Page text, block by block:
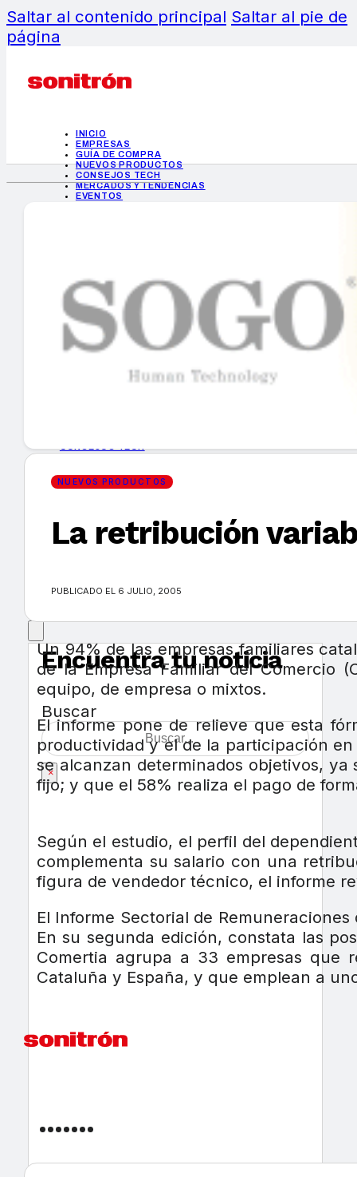
Saltar al contenido principal Saltar al pie de
página
INICIO
EMPRESAS
GUÍA DE COMPRA
NUEVOS PRODUCTOS
CONSEJOS TECH
MERCADOS Y TENDENCIAS
EVENTOS
INICIO
EMPRESAS
GUÍA DE COMPRA
MERCADOS Y TENDENCIAS
Encuentra tu noticia
Buscar
×
NUEVOS PRODUCTOS
La retribución
PUBLICADO EL 6 JULIO, 2005
Un 94% de las empresas familiares
de la Empresa Familiar del Comercio
equipo, de empresa o mixtos.
El informe pone de relieve que esta
productividad y el de la participación
se alcanzan determinados objetivos,
fijo; y que el 58% realiza el pago de
Según el estudio, el perfil del
complementa su salario con una
figura de vendedor técnico, el informe
El Informe Sectorial de
En su segunda edición, constata las
Comertia agrupa a 33 empresas que
Cataluña y España, y que emplean a